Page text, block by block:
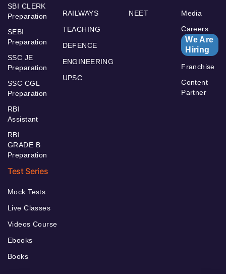
SBI CLERK
Preparation
SEBI
Preparation
SSC JE
Preparation
SSC CGL
Preparation
RBI
Assistant
RBI
GRADE B
Preparation
RAILWAYS
TEACHING
DEFENCE
ENGINEERING
UPSC
NEET
Media
Careers
We Are
Hiring
Franchise
Content
Partner
Test Series
Mock Tests
Live Classes
Videos Course
Ebooks
Books